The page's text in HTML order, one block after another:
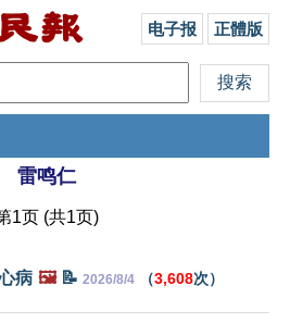
电子报 正體版
雷鸣仁
1页 (共1页)
病 🖼️📝 2026/8/4 （3,608次）